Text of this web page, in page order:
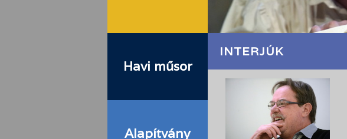
Havi műsor
Alapítvány
INTERJÚK